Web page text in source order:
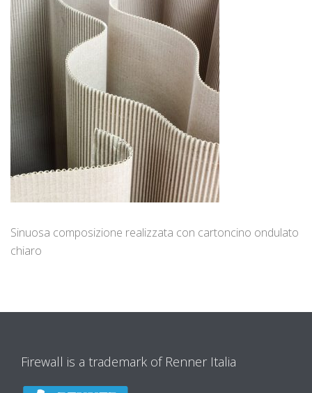
Sinuosa composizione realizzata con cartoncino ondulato
chiaro
Firewall is a trademark of Renner Italia